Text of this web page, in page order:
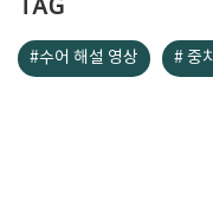
TAG
#수어 해설 영상 # 중